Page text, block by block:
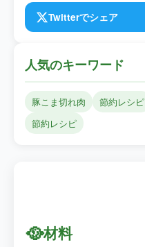
🥘材料
Twitterでシェア
人気のキーワード
豚こま切れ肉 節約レシピ
節約レシピ